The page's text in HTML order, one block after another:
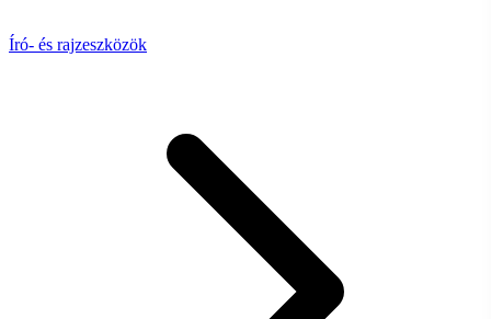
Író- és rajzeszközök